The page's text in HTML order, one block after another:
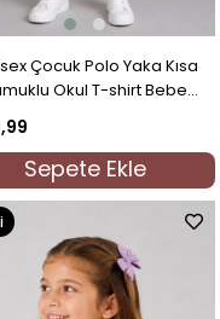
Çocuk Polo Yaka Kısa
Okul T-shirt Bebe
Sepete Ekle